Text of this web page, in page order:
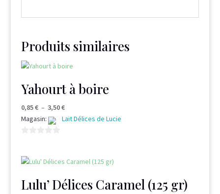
Produits similaires
Yahourt à boire
0,85€ – 3,50€Plage
de
3,50 €
Magasin: Lait Délices de Lucie
u
Lulu’ Délices Caramel (125 gr)